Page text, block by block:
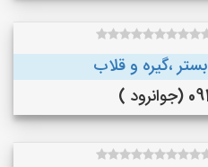
،گیره و قلاب
)